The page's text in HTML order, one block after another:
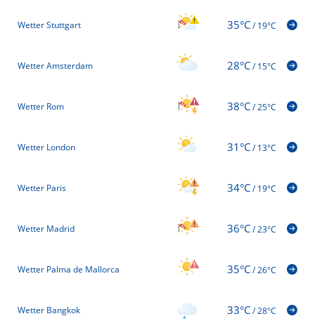
Wetter Stuttgart 35°C/19°C
Wetter Amsterdam 28°C/15°C
Wetter Rom 38°C/25°C
Wetter London 31°C/13°C
Wetter Paris 34°C/19°C
Wetter Madrid 36°C/23°C
Wetter Palma de Mallorca 35°C/26°C
Wetter Bangkok 33°C/28°C